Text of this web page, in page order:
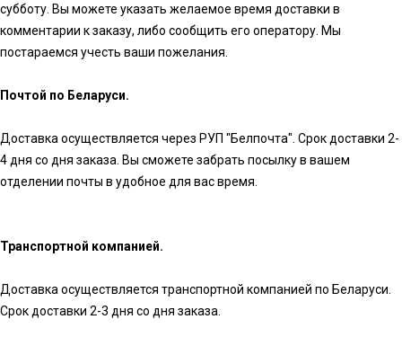
субботу. Вы можете указать желаемое время доставки в
комментарии к заказу, либо сообщить его оператору. Мы
постараемся учесть ваши пожелания.
Почтой по Беларуси.
Доставка осуществляется через РУП "Белпочта". Срок доставки 2-
4 дня со дня заказа. Вы сможете забрать посылку в вашем
отделении почты в удобное для вас время.
Транспортной компанией.
Доставка осуществляется транспортной компанией по Беларуси.
Срок доставки 2-3 дня со дня заказа.